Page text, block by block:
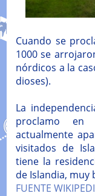
Cuando se
1000 se
nórdicos a la
dioses).
La
proclamo
actualmente
visitados de
tiene la
de Islandia, muy
FUENTE